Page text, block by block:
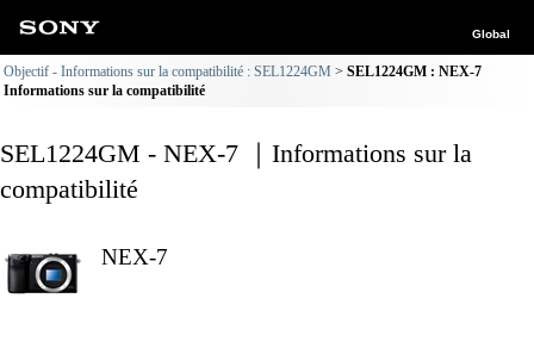
Global
Objectif - Informations sur la compatibilité : SEL1224GM
SEL1224GM : NEX-7
Informations sur la compatibilité
SEL1224GM - NEX-7 ｜Informations sur la
compatibilité
NEX-7